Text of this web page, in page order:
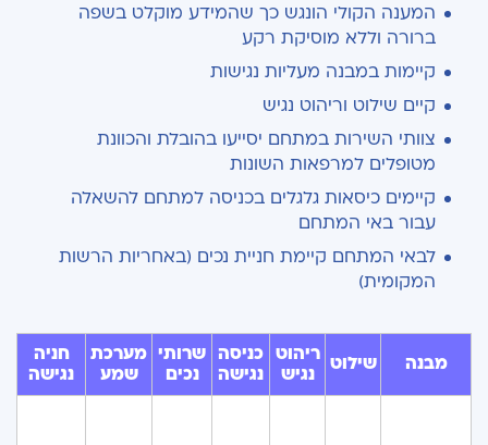
המענה הקולי הונגש כך שהמידע מוקלט בשפה
ברורה וללא מוסיקת רקע
קיימות במבנה מעליות נגישות
קיים שילוט וריהוט נגיש
צוותי השירות במתחם יסייעו בהובלת והכוונת
מטופלים למרפאות השונות
קיימים כיסאות גלגלים בכניסה למתחם להשאלה
עבור באי המתחם
לבאי המתחם קיימת חניית נכים (באחריות הרשות
המקומית)
מבנה שילוט ריהוט
נגיש
כניסה
נגישה
שרותי
נכים
מערכת
שמע
חניה
נגישה